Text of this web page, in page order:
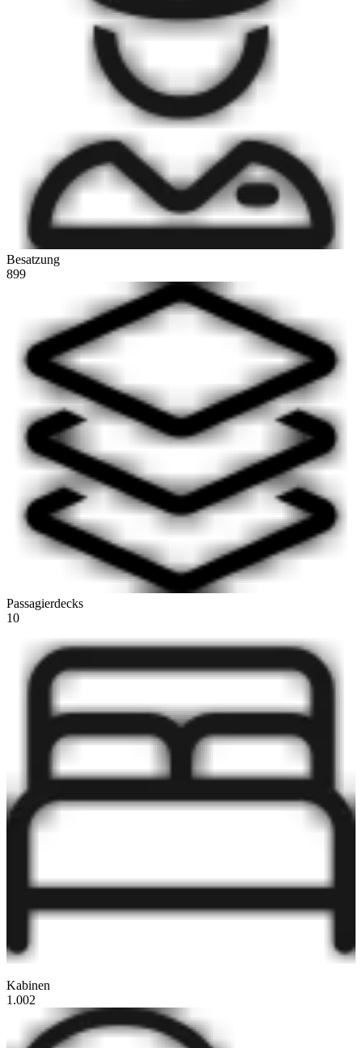
Besatzung
899
Passagierdecks
10
Kabinen
1.002